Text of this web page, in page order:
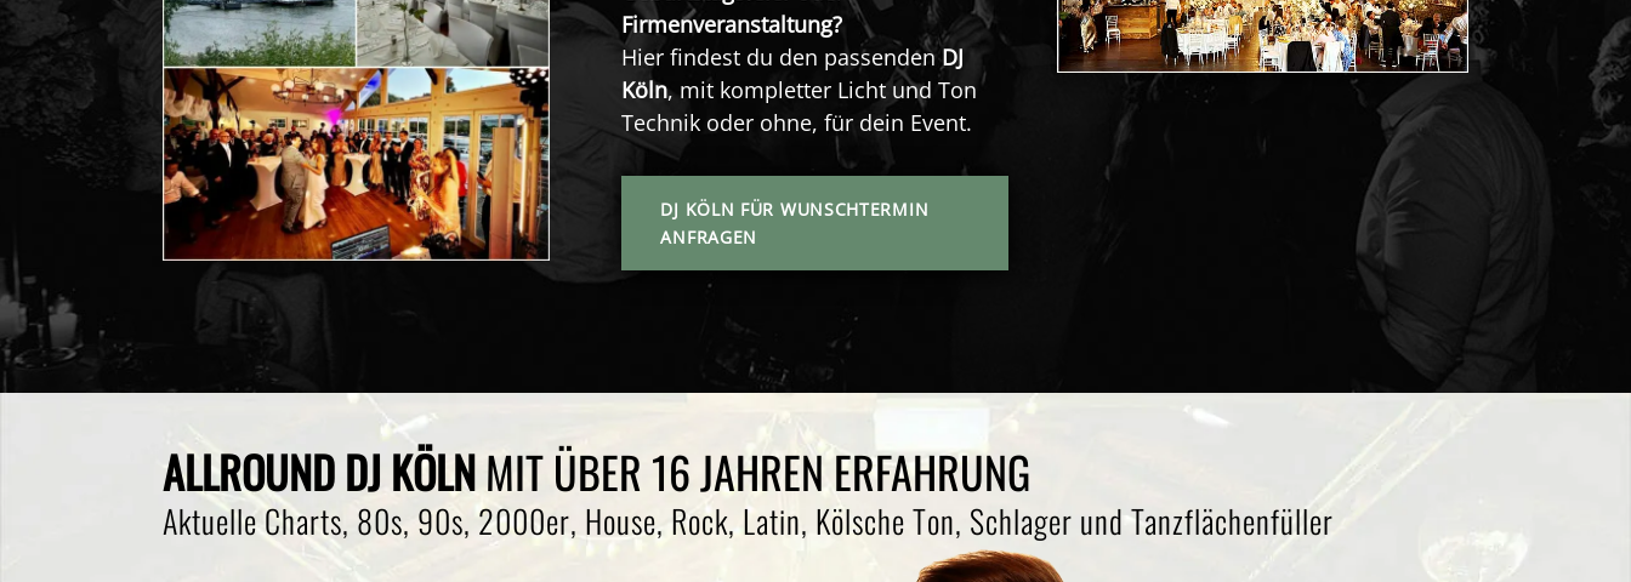
Firmenveranstaltung?
Hier findest du den passendenDJ
Köln, mit kompletter Licht und Ton
Technik oder ohne, für dein Event.
DJ KÖLN FÜR WUNSCHTERMIN
ANFRAGEN
ALLROUND DJ KÖLNMIT ÜBER 16 JAHREN ERFAHRUNG
Aktuelle Charts, 80s, 90s, 2000er, House, Rock, Latin, Kölsche Ton, Schlager und Tanzflächenfüller